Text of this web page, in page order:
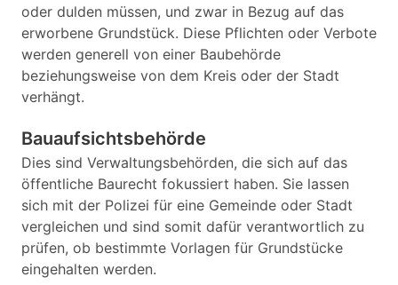
oder dulden müssen, und zwar in Bezug auf das
erworbene Grundstück. Diese Pflichten oder Verbote
werden generell von einer Baubehörde
beziehungsweise von dem Kreis oder der Stadt
verhängt.
Bauaufsichtsbehörde
Dies sind Verwaltungsbehörden, die sich auf das
öffentliche Baurecht fokussiert haben. Sie lassen
sich mit der Polizei für eine Gemeinde oder Stadt
vergleichen und sind somit dafür verantwortlich zu
prüfen, ob bestimmte Vorlagen für Grundstücke
eingehalten werden.